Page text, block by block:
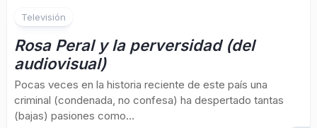
Televisión
Rosa Peral y la perversidad (del
audiovisual)
Pocas veces en la historia reciente de este país una
criminal (condenada, no confesa) ha despertado tantas
(bajas) pasiones como...